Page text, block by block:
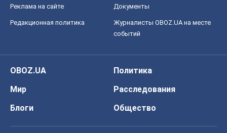
Реклама на сайте Документы
Редакционная политика
Журналисты OBOZ.UA на месте
событий
OBOZ.UA
Политика
Мир
Расследования
Блоги
Общество